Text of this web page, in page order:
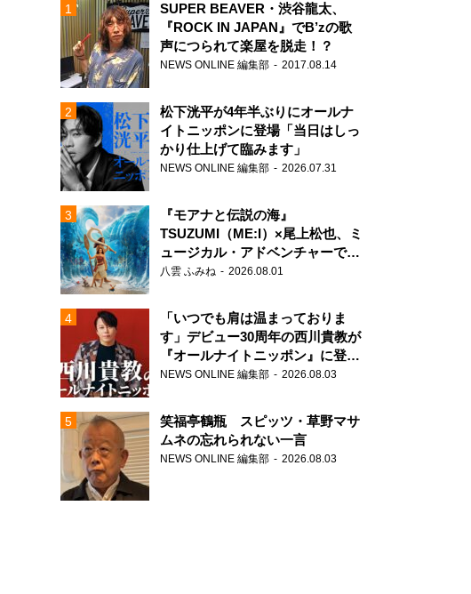
SUPER BEAVER・渋谷龍太、
『ROCK IN JAPAN』でB’zの歌
声につられて楽屋を脱走！？
NEWS ONLINE 編集部 2017.08.14
松下洸平が4年半ぶりにオールナ
イトニッポンに登場「当日はしっ
かり仕上げて臨みます」
NEWS ONLINE 編集部 2026.07.31
『モアナと伝説の海』
TSUZUMI（ME:I）×尾上松也、ミ
ュージカル・アドベンチャーで美
声を響かせる
八雲 ふみね 2026.08.01
「いつでも肩は温まっておりま
す」デビュー30周年の西川貴教が
『オールナイトニッポン』に登
場！
NEWS ONLINE 編集部 2026.08.03
笑福亭鶴瓶 スピッツ・草野マサ
ムネの忘れられない一言
NEWS ONLINE 編集部 2026.08.03